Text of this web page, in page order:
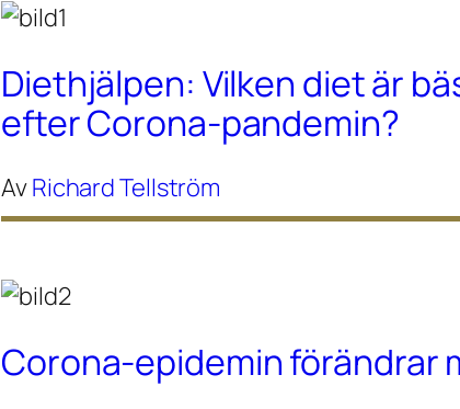
Diethjälpen: Vilken diet är
efter Corona-pandemin?
AvRichard Tellström
Corona-epidemin förändrar